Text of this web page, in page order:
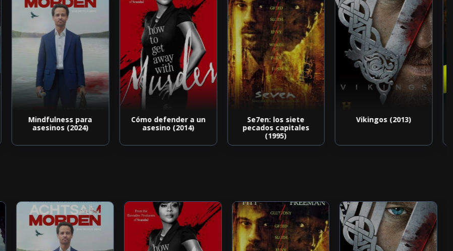
Mindfulness para
asesinos (2024)
Cómo defender a un
asesino (2014)
Se7en: los siete
pecados capitales
(1995)
Vikingos (2013)